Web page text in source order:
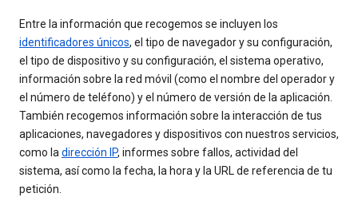
Entre la información que recogemos se incluyen los
identificadores únicos, el tipo de navegador y su configuración,
el tipo de dispositivo y su configuración, el sistema operativo,
información sobre la red móvil (como el nombre del operador y
el número de teléfono) y el número de versión de la aplicación.
También recogemos información sobre la interacción de tus
aplicaciones, navegadores y dispositivos con nuestros servicios,
como ladirección IP, informes sobre fallos, actividad del
sistema, así como la fecha, la hora y la URL de referencia de tu
petición.